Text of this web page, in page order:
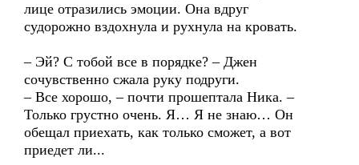
лице отразились эмоции. Она вдруг
судорожно вздохнула и рухнула на кровать.
– Эй? С тобой все в порядке? – Джен
сочувственно сжала руку подруги.
– Все хорошо, – почти прошептала Ника. –
Только грустно очень. Я… Я не знаю… Он
обещал приехать, как только сможет, а вот
приедет ли...